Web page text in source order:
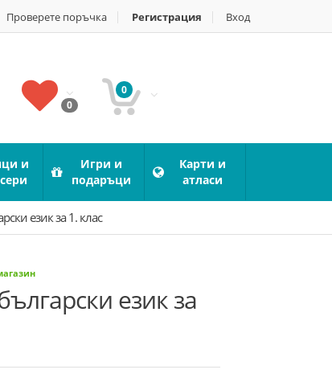
Проверете поръчка Регистрация Вход
0
0
и
Игри и
подаръци
Карти и
атласи
език за 1. клас
език за